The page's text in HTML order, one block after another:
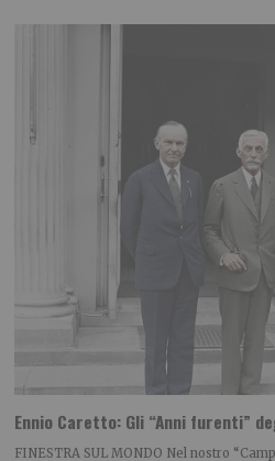
Ennio Caretto: Gli “Anni furenti”
FINESTRA SUL MONDO Nel nostro